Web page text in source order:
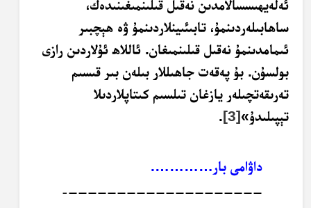
ئەلەيھىسسالامدىن نەقىل قىلىنمىغىنىدەك،
ساھابىلەردىنمۇ، تابىئىينلاردىنمۇ ۋە ھېچبىر
ئىمامدىنمۇ نەقىل قىلىنمىغان. ئاللاھ ئۇلاردىن رازى
بولسۇن. بۇ پەقەت جاھىللار بىلەن بىر قىسىم
تەرىقەتچىلەر يازغان تىلسىم كىتاپلاردىلا
تېپىلىدۇ»[3]
.
داۋامى بار………….
————————————————————-